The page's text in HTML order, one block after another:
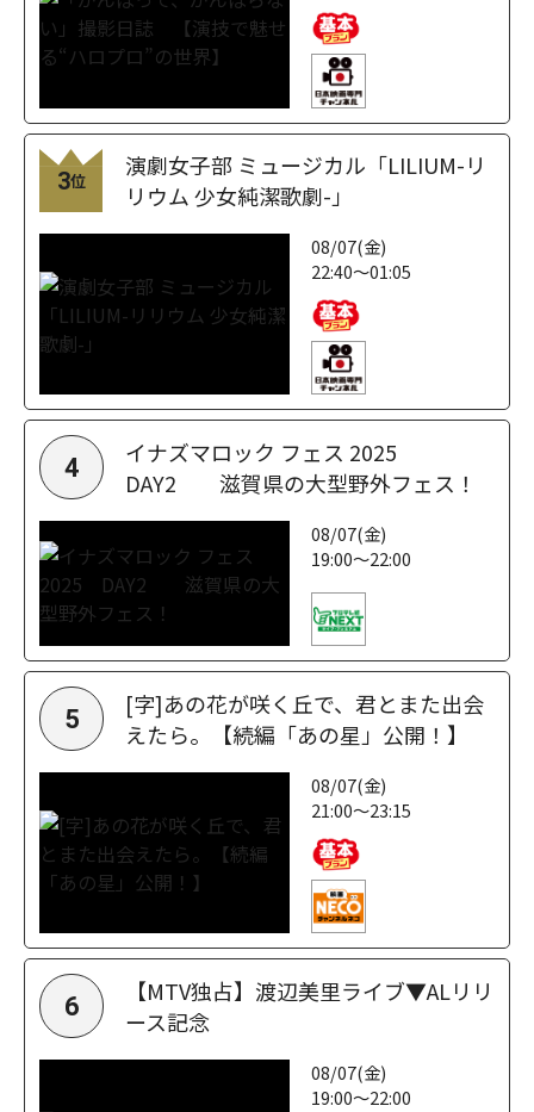
3位
演劇女子部 ミュージカル「LILIUM-リ
リウム 少女純潔歌劇-」
08/07(金)
22:40～01:05
4
イナズマロック フェス 2025
DAY2 滋賀県の大型野外フェス！
08/07(金)
19:00～22:00
5
[字]あの花が咲く丘で、君とまた出会
えたら。【続編「あの星」公開！】
08/07(金)
21:00～23:15
6
【MTV独占】渡辺美里ライブ▼ALリリ
ース記念
08/07(金)
19:00～22:00